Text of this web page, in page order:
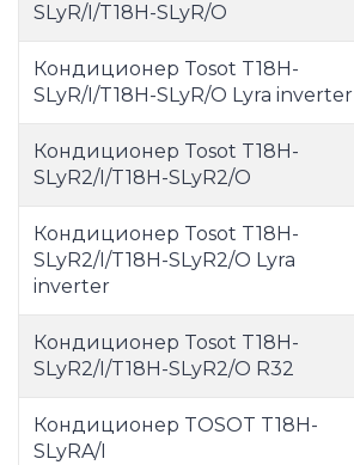
SLyR/I/T18H-SLyR/O
Кондиционер Tosot T18H-
SLyR/I/T18H-SLyR/O Lyra inverter
Кондиционер Tosot T18H-
SLyR2/I/T18H-SLyR2/O
Кондиционер Tosot T18H-
SLyR2/I/T18H-SLyR2/O Lyra
inverter
Кондиционер Tosot T18H-
SLyR2/I/T18H-SLyR2/O R32
Кондиционер TOSOT T18H-
SLyRA/I